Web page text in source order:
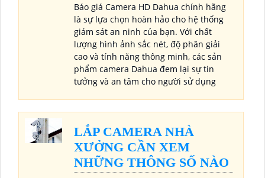
Báo giá Camera HD Dahua chính hãng
là sự lựa chọn hoàn hảo cho hệ thống
giám sát an ninh của bạn. Với chất
lượng hình ảnh sắc nét, độ phân giải
cao và tính năng thông minh, các sản
phẩm camera Dahua đem lại sự tin
tưởng và an tâm cho người sử dụng
LẮP CAMERA NHÀ
XƯỞNG CẦN XEM
NHỮNG THÔNG SỐ NÀO